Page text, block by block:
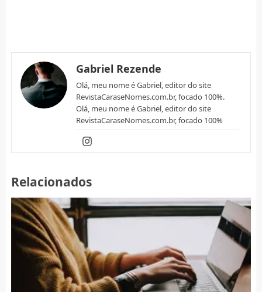
Gabriel Rezende
Olá, meu nome é Gabriel, editor do site
RevistaCaraseNomes.com.br, focado 100%.
Olá, meu nome é Gabriel, editor do site
RevistaCaraseNomes.com.br, focado 100%
Relacionados